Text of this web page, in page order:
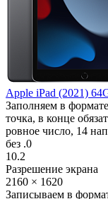
Apple iPad (2021)
Заполняем в
точка, в конце
ровное число, 14
без .0
10.2
Разрешение экрана
2160 × 1620
Записываем в